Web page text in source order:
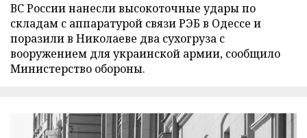
ВС России нанесли высокоточные удары по
складам с аппаратурой связи РЭБ в Одессе и
поразили в Николаеве два сухогруза с
вооружением для украинской армии, сообщило
Министерство обороны.